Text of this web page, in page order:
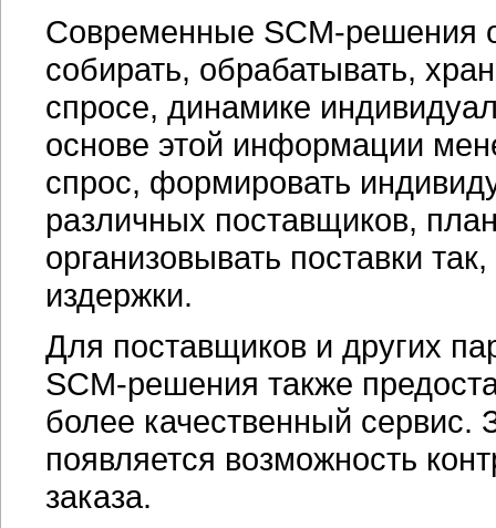
Современные SCM-решения
собирать, обрабатывать,
спросе, динамике
основе этой информации
спрос, формировать
различных поставщиков,
организовывать поставки
издержки.
Для поставщиков и других
SCM-решения также
более качественный сервис.
появляется возможность
заказа.